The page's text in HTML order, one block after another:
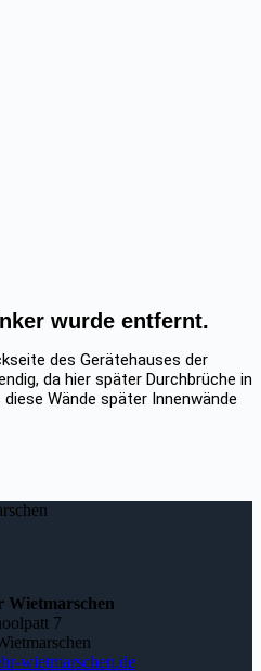
wurde entfernt.
des Gerätehauses der
da hier später Durchbrüche in
Wände später Innenwände
Wietmarschen
7
wietmarschen.de